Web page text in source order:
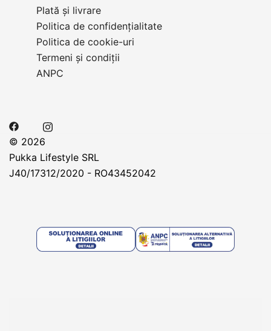
Plată și livrare
Politica de confidențialitate
Politica de cookie-uri
Termeni și condiții
ANPC
© 2026
Pukka Lifestyle SRL
J40/17312/2020 - RO43452042